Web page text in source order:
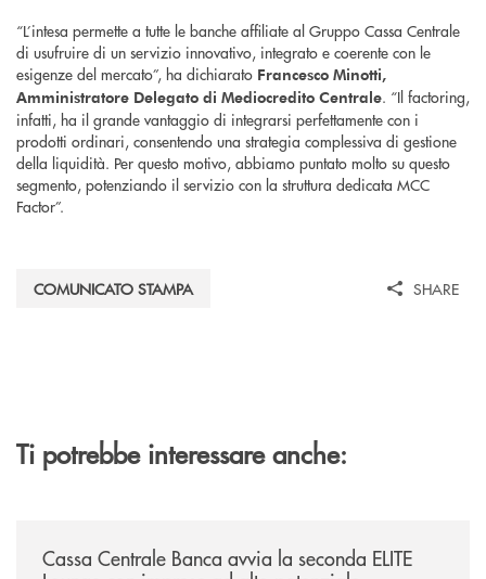
“L’intesa permette a tutte le banche affiliate al Gruppo Cassa Centrale
di usufruire di un servizio innovativo, integrato e coerente con le
esigenze del mercato”, ha dichiarato Francesco Minotti,
Amministratore Delegato di Mediocredito Centrale. “Il factoring,
infatti, ha il grande vantaggio di integrarsi perfettamente con i
prodotti ordinari, consentendo una strategia complessiva di gestione
della liquidità. Per questo motivo, abbiamo puntato molto su questo
segmento, potenziando il servizio con la struttura dedicata MCC
Factor”.
COMUNICATO STAMPA SHARE
Ti potrebbe interessare anche:
Cassa Centrale Banca avvia la seconda ELITE